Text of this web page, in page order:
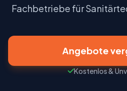
Fachbetriebe für
Angebote
Kostenlos &